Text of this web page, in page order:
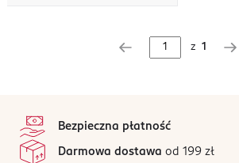
z 1
Bezpieczna płatność
Darmowa dostawa od 199 zł